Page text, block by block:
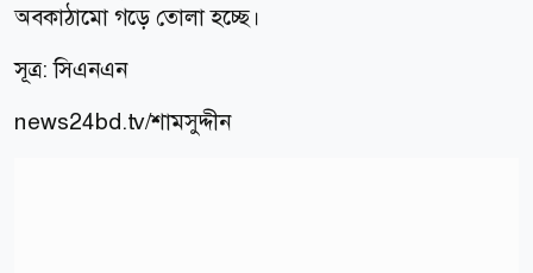
অবকাঠামো গড়ে তোলা হচ্ছে।
সূত্র:সিএনএন
news24bd.tv/শামসুদ্দীন